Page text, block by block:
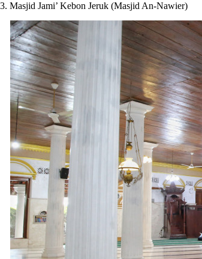
3. Masjid Jami’ Kebon Jeruk (Masjid An-Nawier)